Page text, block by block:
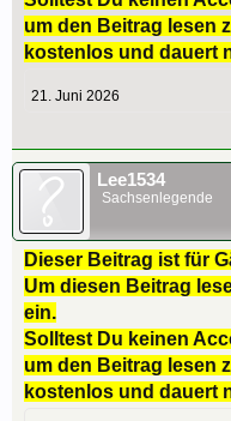
um den Beitrag lesen
kostenlos und dauert
21. Juni 2026
Lee1534
Sachsenlegende
Dieser Beitrag ist für
Um diesen Beitrag
ein.
Solltest Du keinen
um den Beitrag lesen
kostenlos und dauert